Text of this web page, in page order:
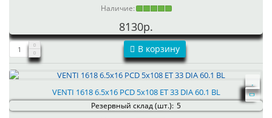
Наличие:
8130р.
В корзину
VENTI 1618 6.5x16 PCD 5x108 ET 33 DIA 60.1 BL
Резервный склад (шт.): 5